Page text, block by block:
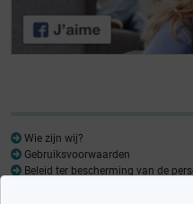
Wie zijn wij?
Gebruiksvoorwaarden
Beleid ter bescherming van de